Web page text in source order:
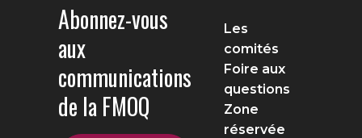
Abonnez-vous
aux
communications
de la FMOQ
Les
comités
Foire aux
questions
Zone
réservée